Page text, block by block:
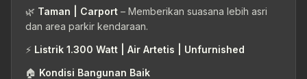
🌿 Taman | Carport – Memberikan suasana lebih asri
dan area parkir kendaraan.
⚡ Listrik 1.300 Watt | Air Artetis | Unfurnished
🏠 Kondisi Bangunan Baik